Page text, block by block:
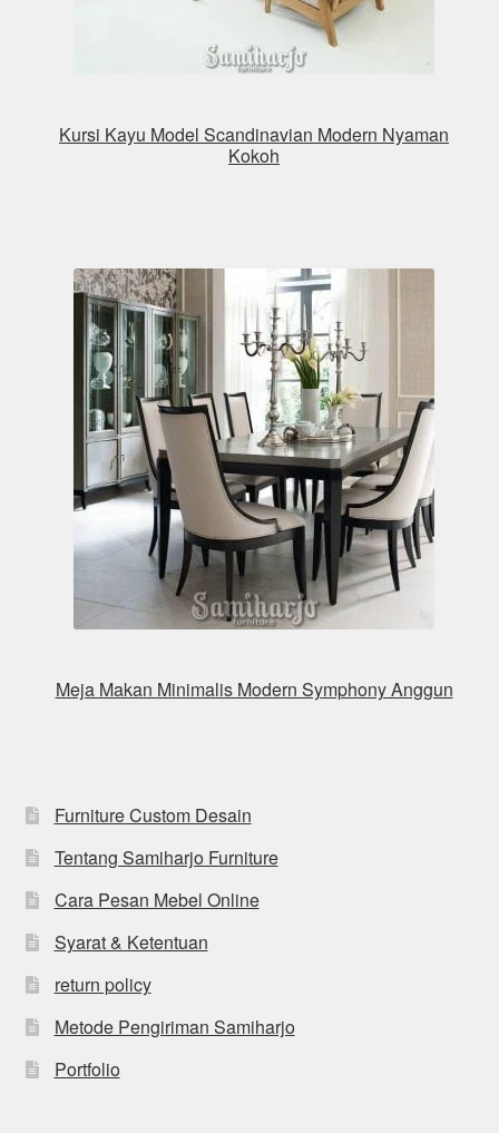
Kursi Kayu Model Scandinavian Modern Nyaman
Kokoh
Meja Makan Minimalis Modern Symphony Anggun
Furniture Custom Desain
Tentang Samiharjo Furniture
Cara Pesan Mebel Online
Syarat & Ketentuan
return policy
Metode Pengiriman Samiharjo
Portfolio